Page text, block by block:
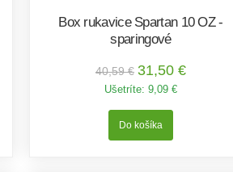
Box rukavice Spartan 10 OZ -
sparingové
40,59 € 31,50 €
Ušetríte: 9,09 €